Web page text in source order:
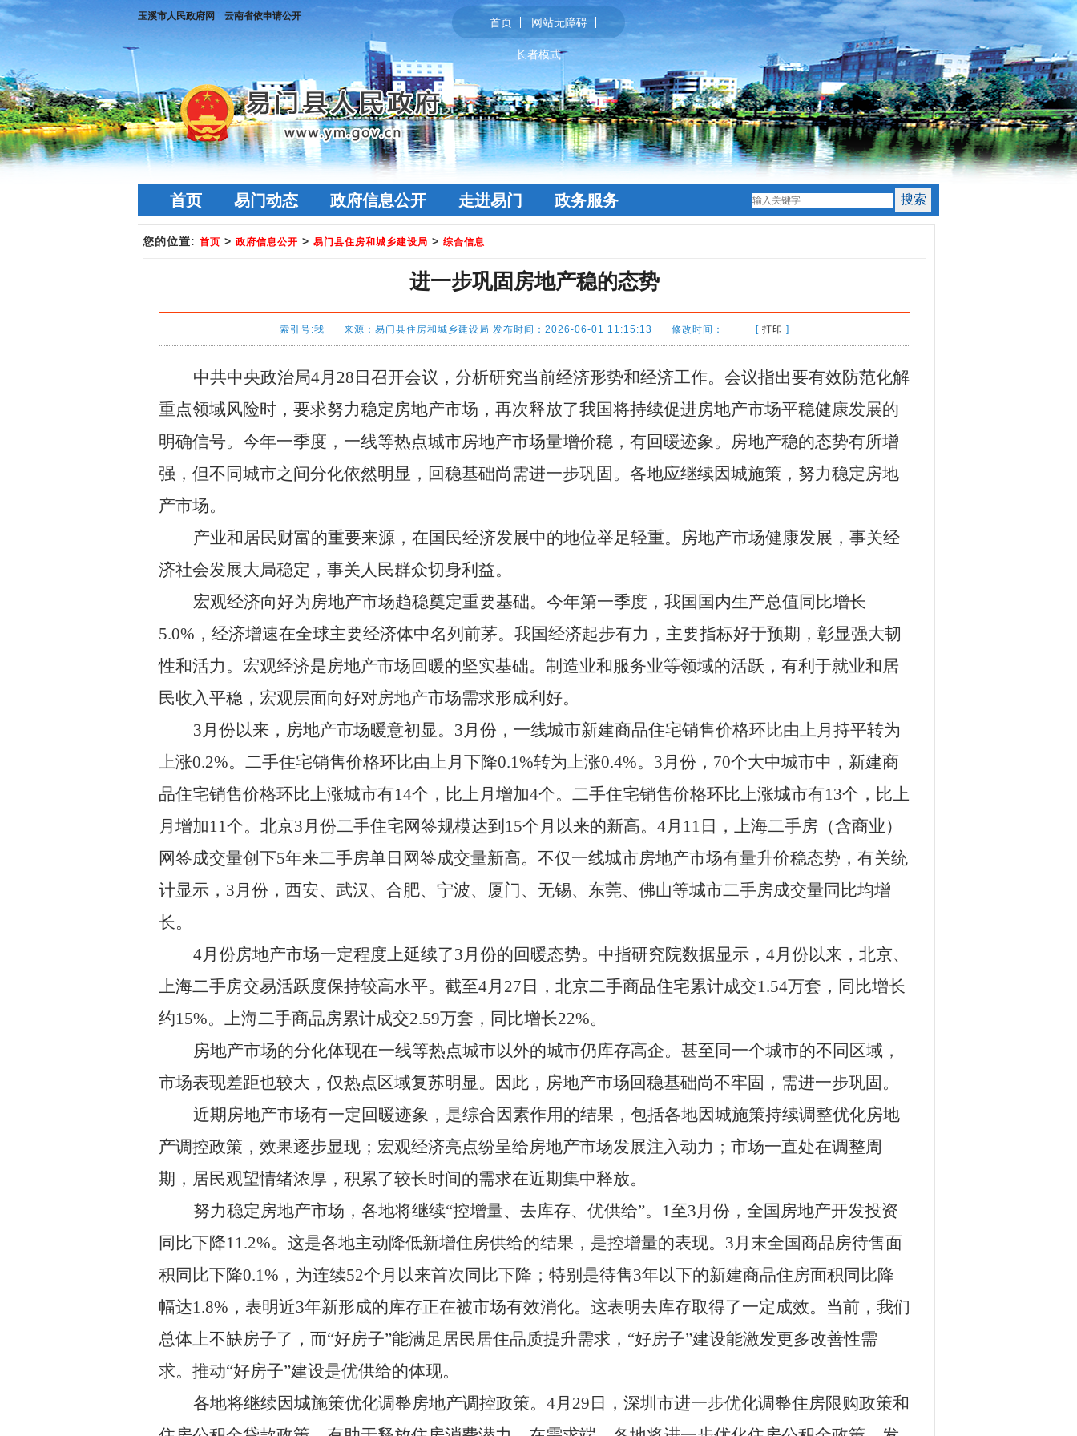
首页 网站无障碍
长者模式
玉溪市人民政府网 云南省依申请公开
首页 易门动态 政府信息公开 走进易门 政务服务
您的位置: 首页 > 政府信息公开 > 易门县住房和城乡建设局 > 综合信息
进一步巩固房地产稳的态势
索引号:我 来源：易门县住房和城乡建设局 发布时间：2026-06-01 11:15:13 修改时间： [ 打印 ]
中共中央政治局4月 28 日召开会议，分析研究当前经济形势和经济工作。会议指出要有效防范化解
重点领域风险时，要求努力稳定房地产市场，再次释放了我国将持续促进房地产市场平稳健康发展的
明确信号。今年一季度，一线等热点城市房地产市场量增价稳，有回暖迹象。房地产稳的态势有所增
强，但不同城市之间分化依然明显，回稳基础尚需进一步巩固。各地应继续因城施策，努力稳定房地
产市场。
产业和居民财富的重要来源，在国民经济发展中的地位举足轻重。房地产市场健康发展，事关经
济社会发展大局稳定，事关人民群众切身利益。
宏观经济向好为房地产市场趋稳奠定重要基础。今年第一季度，我国国内生产总值同比增长
5.0% ，经济增速在全球主要经济体中名列前茅。我国经济起步有力，主要指标好于预期，彰显强大韧
性和活力。宏观经济是房地产市场回暖的坚实基础。制造业和服务业等领域的活跃，有利于就业和居
民收入平稳，宏观层面向好对房地产市场需求形成利好。
3月份以来，房地产市场暖意初显。 3月份，一线城市新建商品住宅销售价格环比由上月持平转为
上涨0.2%。二手住宅销售价格环比由上月下降0.1%转为上涨0.4%。 3月份， 70个大中城市中，新建商
品住宅销售价格环比上涨城市有14个，比上月增加4个。二手住宅销售价格环比上涨城市有13个，比上
月增加11个。北京3月份二手住宅网签规模达到 15个月以来的新高。 4月 11 日，上海二手房（含商业）
网签成交量创下5年来二手房单日网签成交量新高。不仅一线城市房地产市场有量升价稳态势，有关统
计显示， 3月份，西安、武汉、合肥、宁波、厦门、无锡、东莞、佛山等城市二手房成交量同比均增
长。
4月份房地产市场一定程度上延续了3月份的回暖态势。中指研究院数据显示， 4月份以来，北京、
上海二手房交易活跃度保持较高水平。截至4月 27 日，北京二手商品住宅累计成交1.54万套，同比增长
约15%。上海二手商品房累计成交2.59万套，同比增长22%。
房地产市场的分化体现在一线等热点城市以外的城市仍库存高企。甚至同一个城市的不同区域，
市场表现差距也较大，仅热点区域复苏明显。因此，房地产市场回稳基础尚不牢固，需进一步巩固。
近期房地产市场有一定回暖迹象，是综合因素作用的结果，包括各地因城施策持续调整优化房地
产调控政策，效果逐步显现；宏观经济亮点纷呈给房地产市场发展注入动力；市场一直处在调整周
期，居民观望情绪浓厚，积累了较长时间的需求在近期集中释放。
努力稳定房地产市场，各地将继续“控增量、去库存、优供给”。 1至3月份，全国房地产开发投资
同比下降11.2%。这是各地主动降低新增住房供给的结果，是控增量的表现。 3月末全国商品房待售面
积同比下降0.1% ，为连续52个月以来首次同比下降；特别是待售3年以下的新建商品住房面积同比降
幅达1.8% ，表明近3年新形成的库存正在被市场有效消化。这表明去库存取得了一定成效。当前，我们
总体上不缺房子了，而“好房子”能满足居民居住品质提升需求， “好房子”建设能激发更多改善性需
求。推动“好房子”建设是优供给的体现。
各地将继续因城施策优化调整房地产调控政策。 4月 29 日，深圳市进一步优化调整住房限购政策和